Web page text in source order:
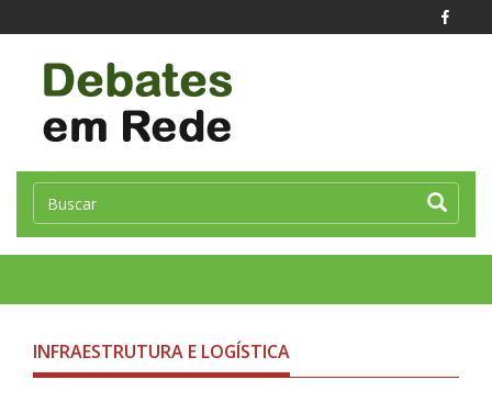
INFRAESTRUTURA E LOGÍSTICA